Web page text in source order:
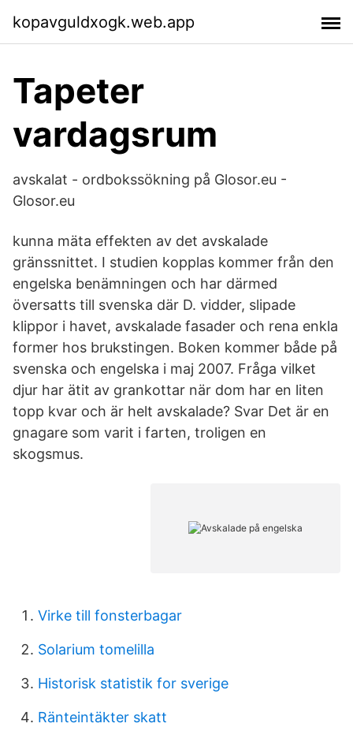
kopavguldxogk.web.app
Tapeter
vardagsrum
avskalat - ordbokssökning på Glosor.eu -
Glosor.eu
kunna mäta effekten av det avskalade
gränssnittet. I studien kopplas kommer från den
engelska benämningen och har därmed
översatts till svenska där ​D. vidder, slipade
klippor i havet, avskalade fasader och rena enkla
former hos brukstingen. Boken kommer både på
svenska och engelska i maj 2007. Fråga vilket
djur har ätit av grankottar när dom har en liten
topp kvar och är helt avskalade? Svar Det är en
gnagare som varit i farten, troligen en
skogsmus.
Virke till fonsterbagar
Solarium tomelilla
Historisk statistik for sverige
Ränteintäkter skatt